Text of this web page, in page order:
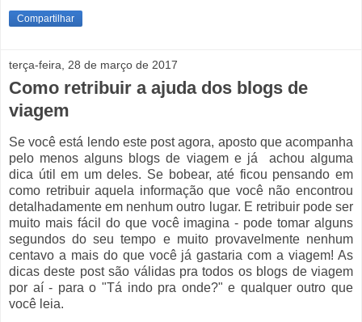
Compartilhar
terça-feira, 28 de março de 2017
Como retribuir a ajuda dos blogs de
viagem
Se você está lendo este post agora, aposto que acompanha
pelo menos alguns blogs de viagem e já achou alguma
dica útil em um deles. Se bobear, até ficou pensando em
como retribuir aquela informação que você não encontrou
detalhadamente em nenhum outro lugar. E retribuir pode ser
muito mais fácil do que você imagina - pode tomar alguns
segundos do seu tempo e muito provavelmente nenhum
centavo a mais do que você já gastaria com a viagem! As
dicas deste post são válidas pra todos os blogs de viagem
por aí - para o "Tá indo pra onde?" e qualquer outro que
você leia.